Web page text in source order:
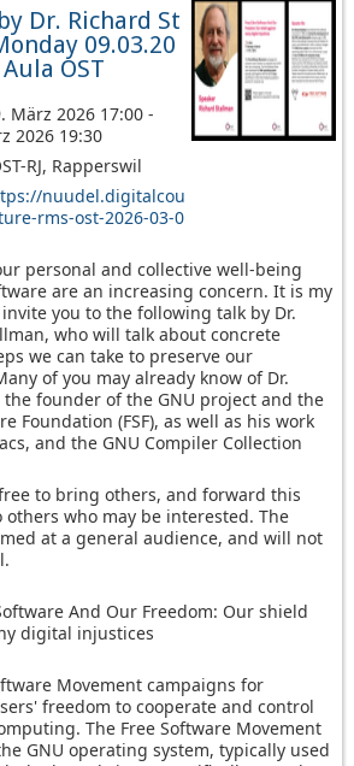
Dr. Richard St
09.03.20
OST
März 2026 17:00 -
2026 19:30
RJ, Rapperswil
nuudel.digitalcou
rms-ost-2026-03-0
personal and collective well-being
are an increasing concern. It is my
you to the following talk by Dr.
who will talk about concrete
we can take to preserve our
of you may already know of Dr.
the founder of the GNU project and the
Foundation (FSF), as well as his work
and the GNU Compiler Collection
to bring others, and forward this
who may be interested. The
at a general audience, and will not
And Our Freedom: Our shield
digital injustices
Movement campaigns for
freedom to cooperate and control
The Free Software Movement
GNU operating system, typically used